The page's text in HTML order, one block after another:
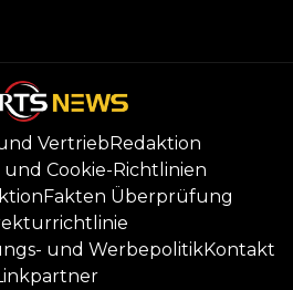
Vertrieb Redaktion
Cookie-Richtlinien
Fakten Überprüfung
und WerbepolitikKontakt